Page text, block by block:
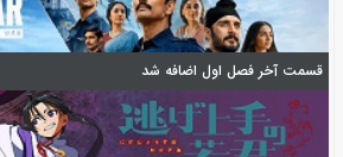
قسمت آخر فصل اول اضافه شد